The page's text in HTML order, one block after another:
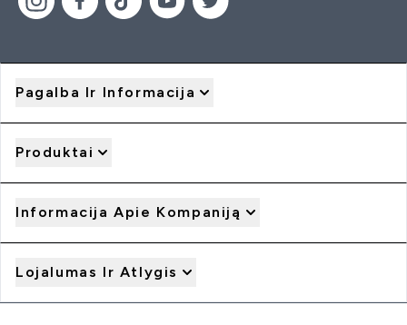
Pagalba Ir Informacija
Produktai
Informacija Apie Kompaniją
Lojalumas Ir Atlygis